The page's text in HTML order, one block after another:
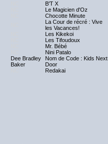
B'T X
Le Magicien d'Oz
Chocotte Minute
La Cour de récré : Vive
les Vacances!
Les Kikekoi
Les Tifoudoux
Mr. Bébé
Nini Patalo
Dee Bradley
Baker
Nom de Code : Kids Next
Door
Redakai